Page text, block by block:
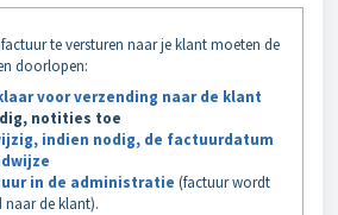
te versturen naar je klant moeten de
doorlopen:
voor verzending naar de klant
notities toe
indien nodig, de factuurdatum
in de administratie (factuur wordt
de klant).